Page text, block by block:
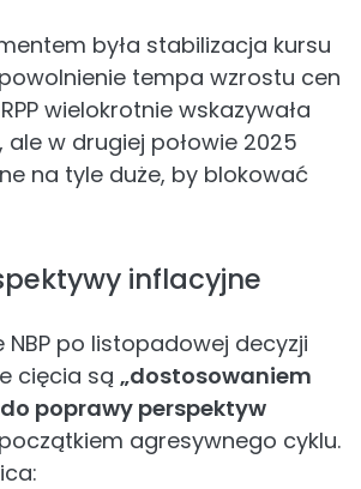
była stabilizacja kursu
tempa wzrostu cen
wielokrotnie wskazywała
ale w drugiej połowie 2025
na tyle duże, by blokować
inflacyjne
NBP po listopadowej decyzji
cięcia są „dostosowaniem
poprawy perspektyw
agresywnego cyklu.